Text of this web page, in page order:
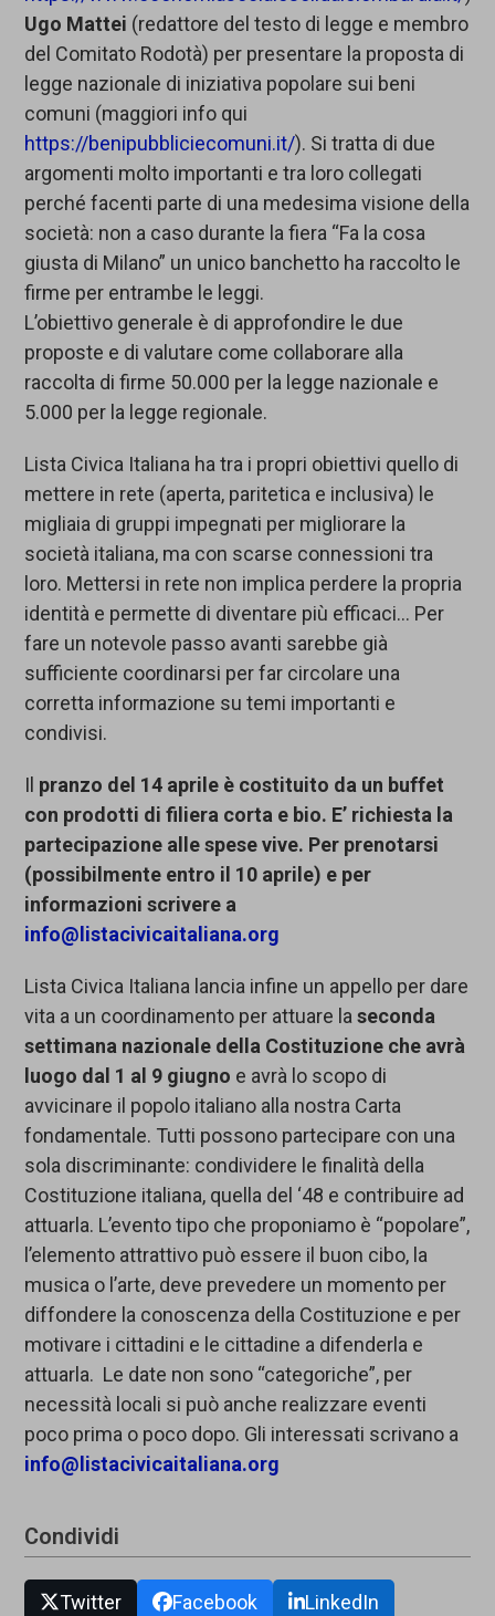
Ugo Mattei (redattore del testo di legge e membro
del Comitato Rodotà) per presentare la proposta di
legge nazionale di iniziativa popolare sui beni
comuni (maggiori info qui
https://benipubbliciecomuni.it/). Si tratta di due
argomenti molto importanti e tra loro collegati
perché facenti parte di una medesima visione della
società: non a caso durante la fiera “Fa la cosa
giusta di Milano” un unico banchetto ha raccolto le
firme per entrambe le leggi.
L’obiettivo generale è di approfondire le due
proposte e di valutare come collaborare alla
raccolta di firme 50.000 per la legge nazionale e
5.000 per la legge regionale.
Lista Civica Italiana ha tra i propri obiettivi quello di
mettere in rete (aperta, paritetica e inclusiva) le
migliaia di gruppi impegnati per migliorare la
società italiana, ma con scarse connessioni tra
loro. Mettersi in rete non implica perdere la propria
identità e permette di diventare più efficaci… Per
fare un notevole passo avanti sarebbe già
sufficiente coordinarsi per far circolare una
corretta informazione su temi importanti e
condivisi.
Il pranzo del 14 aprile è costituito da un buffet
con prodotti di filiera corta e bio. E’ richiesta la
partecipazione alle spese vive. Per prenotarsi
(possibilmente entro il 10 aprile) e per
informazioni scrivere a
info@listacivicaitaliana.org
Lista Civica Italiana lancia infine un appello per dare
vita a un coordinamento per attuare laseconda
settimana nazionale della Costituzione che avrà
luogo dal 1 al 9 giugno e avrà lo scopo di
avvicinare il popolo italiano alla nostra Carta
fondamentale. Tutti possono partecipare con una
sola discriminante: condividere le finalità della
Costituzione italiana, quella del ‘48 e contribuire ad
attuarla. L’evento tipo che proponiamo è “popolare”,
l’elemento attrattivo può essere il buon cibo, la
musica o l’arte, deve prevedere un momento per
diffondere la conoscenza della Costituzione e per
motivare i cittadini e le cittadine a difenderla e
attuarla. Le date non sono “categoriche”, per
necessità locali si può anche realizzare eventi
poco prima o poco dopo. Gli interessati scrivano a
info@listacivicaitaliana.org
Condividi
Twitter Facebook
LinkedIn